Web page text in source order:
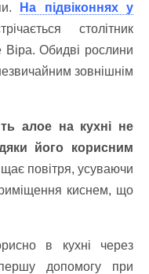
На підвіконнях у
столітник
Віра. Обидві рослини
зовнішнім
алое на кухні не
його корисним
повітря, усуваючи
киснем, що
в кухні через
допомогу при